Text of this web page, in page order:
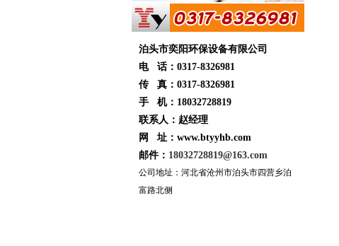
泊头市奕阳环保设备有限公司
电 话：0317-8326981
传 真：0317-8326981
手 机：18032728819
联系人：赵经理
网 址：www.btyyhb.com
邮件： 18032728819@163.com
公司地址：河北省沧州市泊头市四营乡泊
富路北侧